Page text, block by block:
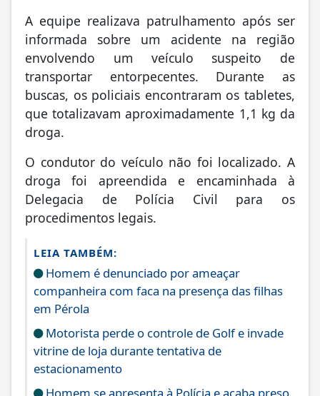
A equipe realizava patrulhamento após ser
informada sobre um acidente na região
envolvendo um veículo suspeito de
transportar entorpecentes. Durante as
buscas, os policiais encontraram os tabletes,
que totalizavam aproximadamente 1,1 kg da
droga.
O condutor do veículo não foi localizado. A
droga foi apreendida e encaminhada à
Delegacia de Polícia Civil para os
procedimentos legais.
LEIA TAMBÉM:
Homem é denunciado por ameaçar
companheira com faca na presença das filhas
em Pérola
Motorista perde o controle de Golf e invade
vitrine de loja durante tentativa de
estacionamento
Homem se apresenta à Polícia e acaba preso